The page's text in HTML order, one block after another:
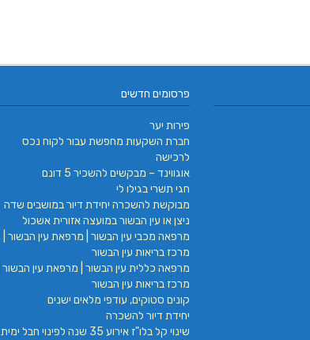
פרסומים חדשים
פירות יער
חברת השקעות מחפשת עבור לקוח נכס
לרכישה
אוגווינד – מבקשים להשכיר 5 דונם
חגי תשרי בגילו לי
מבוקשת להשכרה יחידת דיור במושבים שדה
ניצן או עין הבשור במועצה אזורית אשכול
מרפאה מכבי עין הבשור | מרפאת עין הבשור |
מרכז בריאות עין הבשור
מרפאה כללית עין הבשור | מרפאת עין הבשור |
מרכז בריאות עין הבשור
קונים סטוקים, עודפי מלאים ישנים
יחידת דיור להשכרה
שינוי קל בלו"ז אירוע 35 שנה לפינוי חבל ימית